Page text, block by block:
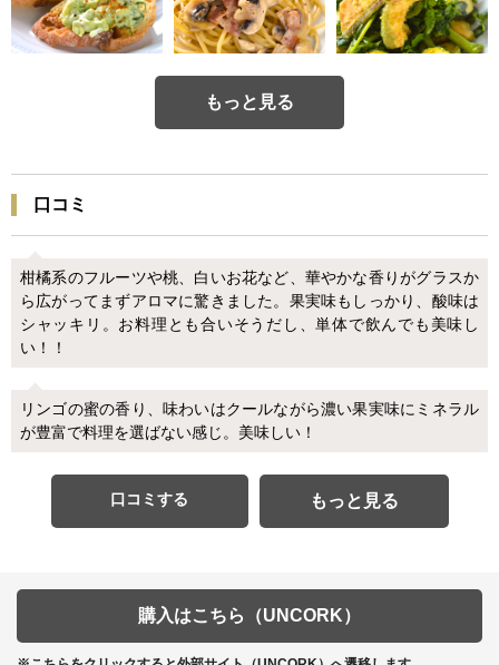
もっと見る
口コミ
柑橘系のフルーツや桃、白いお花など、華やかな香りがグラスか
ら広がってまずアロマに驚きました。果実味もしっかり、酸味は
シャッキリ。お料理とも合いそうだし、単体で飲んでも美味し
い！！
リンゴの蜜の香り、味わいはクールながら濃い果実味にミネラル
が豊富で料理を選ばない感じ。美味しい！
口コミする もっと見る
購入はこちら（UNCORK）